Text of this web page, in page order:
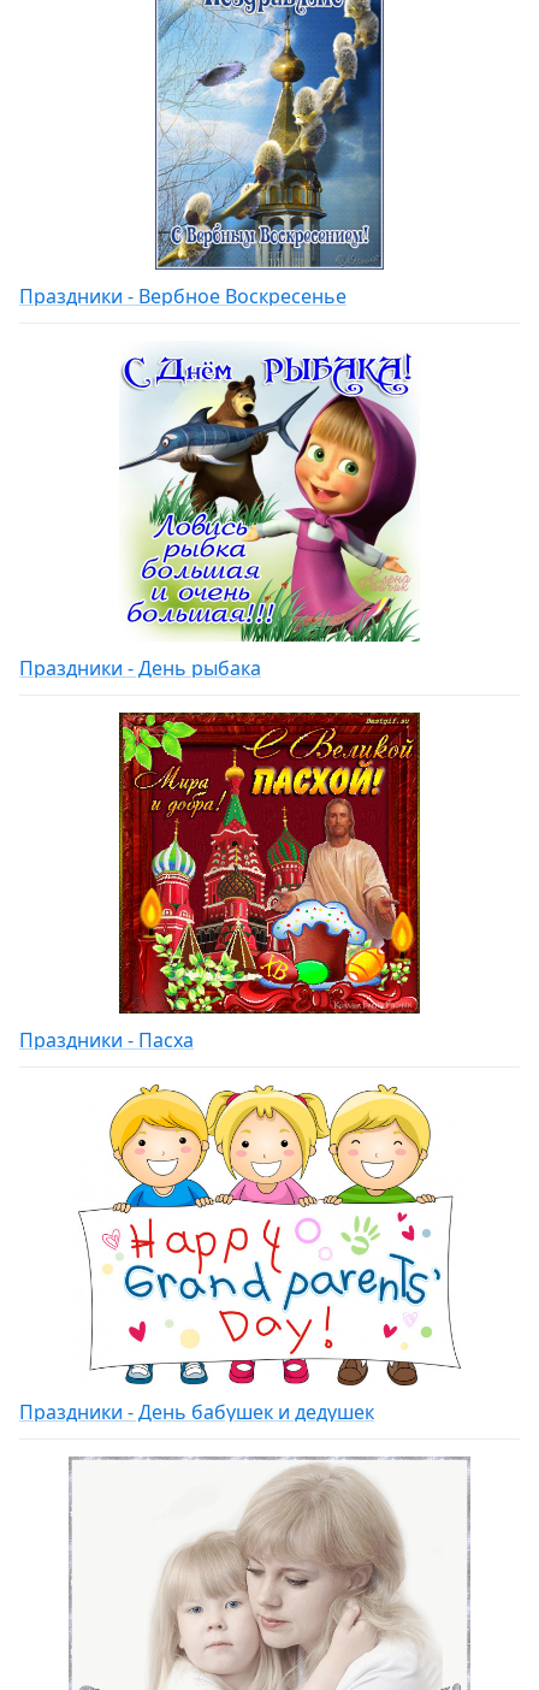
Праздники - Вербное Воскресенье
Праздники - День рыбака
Праздники - Пасха
Праздники - День бабушек и дедушек